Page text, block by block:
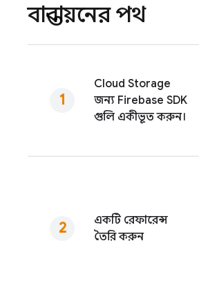
বাস্তবায়নের পথ
Cloud Storage
জন্য Firebase SDK
গুলি একীভূত করুন।
একটি রেফারেন্স
তৈরি করুন